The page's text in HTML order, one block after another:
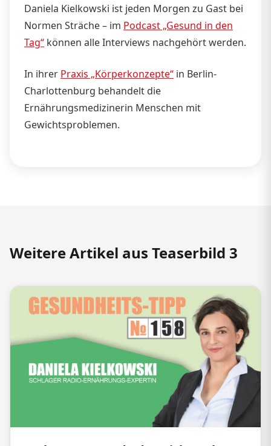
Daniela Kielkowski ist jeden Morgen zu Gast bei
Normen Sträche – im Podcast „Gesund in den
Tag“ können alle Interviews nachgehört werden.
In ihrer Praxis „Körperkonzepte“ in Berlin-
Charlottenburg behandelt die
Ernährungsmedizinerin Menschen mit
Gewichtsproblemen.
Weitere Artikel aus Teaserbild 3